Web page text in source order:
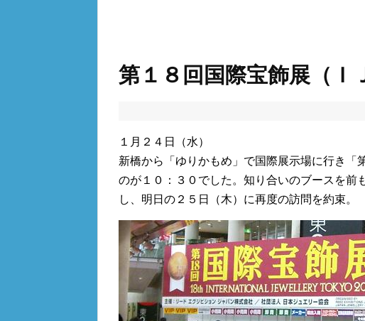
第１８回国際宝飾展（Ｉ
１月２４日（水）
新橋から「ゆりかもめ」で国際展示場に行き「
のが１０：３０でした。知り合いのブースを前
し、明日の２５日（木）に再度の訪問を約束。